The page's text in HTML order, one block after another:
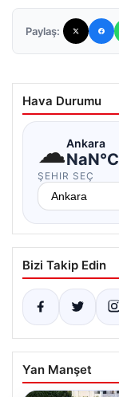
Paylaş:
Hava Durumu
☁Ankara
NaN°C
ŞEHIR SEÇ
Bizi Takip Edin
Yan Manşet